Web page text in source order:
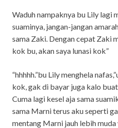
Waduh nampaknya bu Lily lagi
suaminya, jangan-jangan
sama Zaki. Dengan cepat Zaki
kok bu, akan saya lunasi kok”
“hhhhh.”bu Lily menghela
kok, gak di bayar juga kalo
Cuma lagi kesel aja sama
sama Marni terus aku seperti
mentang Marni jauh lebih muda